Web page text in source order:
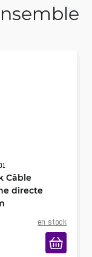
Câble
directe
en stock